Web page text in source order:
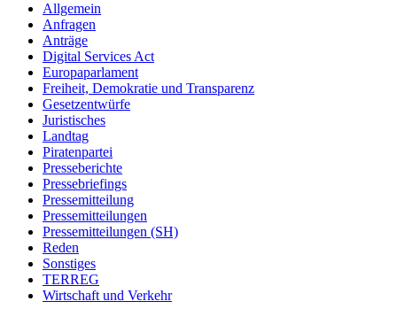
Allgemein
Anfragen
Anträge
Digital Services Act
Europaparlament
Freiheit, Demokratie und Transparenz
Gesetzentwürfe
Juristisches
Landtag
Piratenpartei
Presseberichte
Pressebriefings
Pressemitteilung
Pressemitteilungen
Pressemitteilungen (SH)
Reden
Sonstiges
TERREG
Wirtschaft und Verkehr